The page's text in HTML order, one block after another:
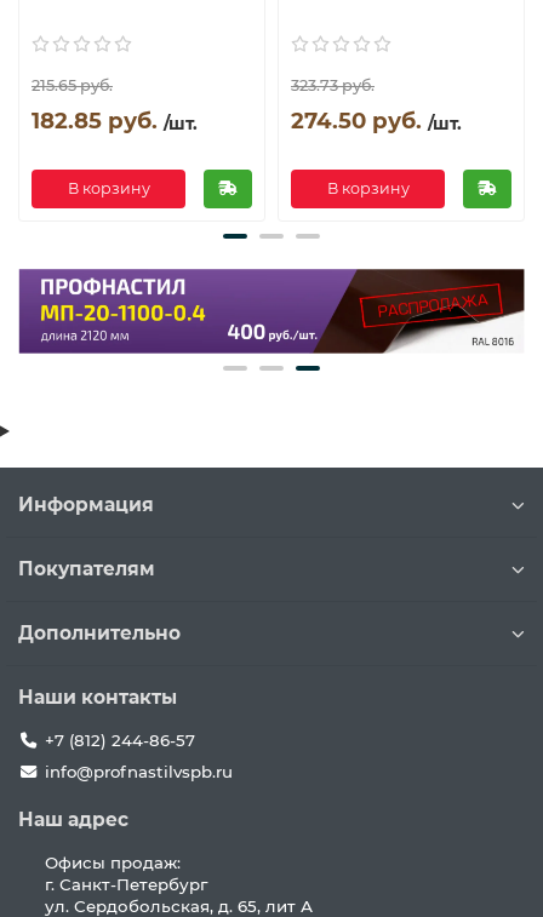
215.65 руб.
182.85 руб. /шт.
В корзину
323.73 руб.
274.50 руб. /шт.
В корзину
Информация
Покупателям
Дополнительно
Наши контакты
+7 (812) 244-86-57
info@profnastilvspb.ru
Наш адрес
Офисы продаж:
г. Санкт-Петербург
ул. Сердобольская, д. 65, лит А